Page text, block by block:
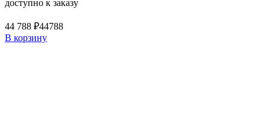
доступно к заказу
44 788 ₽44788
В корзину